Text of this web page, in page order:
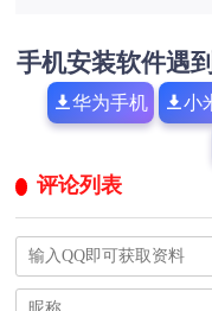
手机安装软件遇
华为手机 小
评论列表